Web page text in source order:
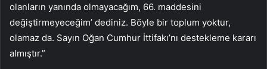
olanların yanında olmayacağım, 66. maddesini
değiştirmeyeceğim’ dediniz. Böyle bir toplum yoktur,
olamaz da. Sayın Oğan Cumhur İttifakı’nı destekleme kararı
almıştır.”